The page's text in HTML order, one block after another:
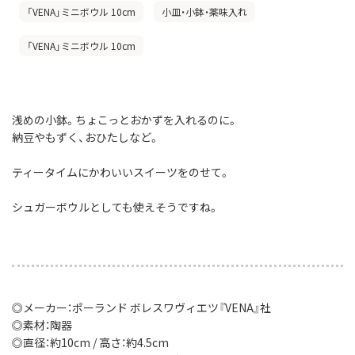
「VENA」ミニボウル 10cm 小皿・小鉢・薬味入れ
「VENA」ミニボウル 10cm
浅めの小鉢。ちょこっとおかずを入れるのに。
納豆やもずく、おひたしなど。
ティータイムにかわいいスイーツをのせて。
シュガーボウルとしても使えそうですね。
◎メーカー：ポーランド ボレスワヴィエツ『VENA』社
◎素材：陶器
◎直径：約10cm / 高さ：約4.5cm